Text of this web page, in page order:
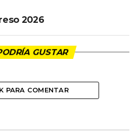
2026
GUSTAR
PARA COMENTAR